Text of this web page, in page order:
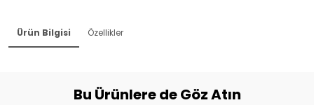
Ürün Bilgisi Özellikler
Bu Ürünlere de Göz Atın